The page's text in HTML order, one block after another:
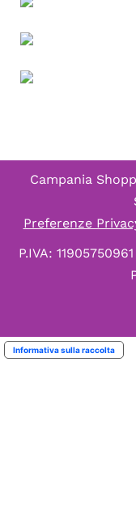
Campania
Preferenze
P.IVA:
Informativa sulla raccolta